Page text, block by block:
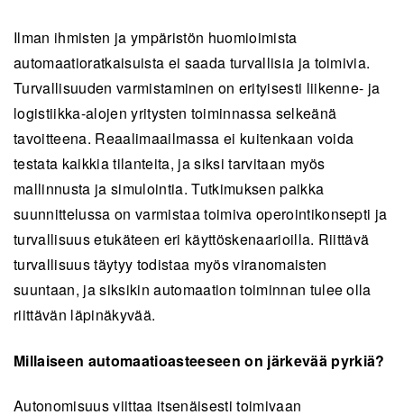
Ilman ihmisten ja ympäristön huomioimista
automaatioratkaisuista ei saada turvallisia ja toimivia.
Turvallisuuden varmistaminen on erityisesti liikenne- ja
logistiikka-alojen yritysten toiminnassa selkeänä
tavoitteena. Reaalimaailmassa ei kuitenkaan voida
testata kaikkia tilanteita, ja siksi tarvitaan myös
mallinnusta ja simulointia. Tutkimuksen paikka
suunnittelussa on varmistaa toimiva operointikonsepti ja
turvallisuus etukäteen eri käyttöskenaarioilla. Riittävä
turvallisuus täytyy todistaa myös viranomaisten
suuntaan, ja siksikin automaation toiminnan tulee olla
riittävän läpinäkyvää.
Millaiseen automaatioasteeseen on järkevää pyrkiä?
Autonomisuus viittaa itsenäisesti toimivaan